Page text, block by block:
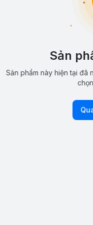
Sản
Sản phẩm này hiện tại đã